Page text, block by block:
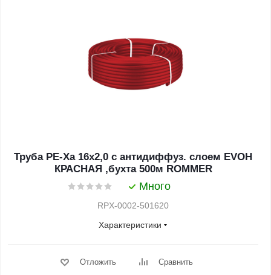
Труба PE-Xa 16х2,0 с антидиффуз. слоем EVOH
КРАСНАЯ ,бухта 500м ROMMER
Много
RPX-0002-501620
Характеристики
Отложить Сравнить